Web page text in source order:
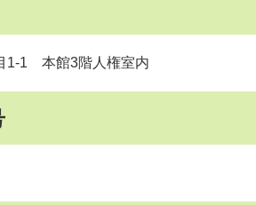
1-1 本館3階人権室内